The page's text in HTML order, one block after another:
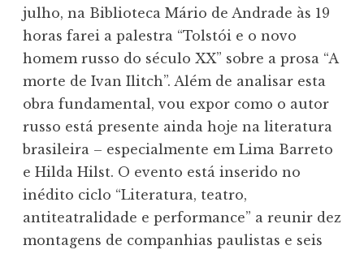
julho, na Biblioteca Mário de Andrade às 19
horas farei a palestra “Tolstói e o novo
homem russo do século XX” sobre a prosa “A
morte de Ivan Ilitch”. Além de analisar esta
obra fundamental, vou expor como o autor
russo está presente ainda hoje na literatura
brasileira – especialmente em Lima Barreto
e Hilda Hilst. O evento está inserido no
inédito ciclo “Literatura, teatro,
antiteatralidade e performance” a reunir dez
montagens de companhias paulistas e seis